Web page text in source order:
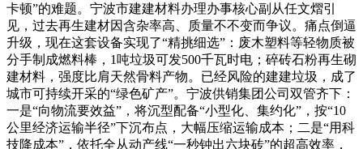
卡顿”的难题。宁波市建建材料办理办事核心副从任文熠引
见，过去再生建材因含杂率高、质量不不变而争议。痛点倒逼
升级，现在这套设备实现了“精挑细选”：废木塑料等轻物质被
分手制成燃料棒，1吨垃圾可发500千瓦时电；碎砖石粉再生砌
建材料，强度比肩天然骨料产物。已经风险的建建垃圾，成了
城市可持续开采的“绿色矿产”。宁波供销集团公司双管齐下：
一是“向物流要效益”，将沉型配备“小型化、集约化”，按“10
公里经济运输半径”下沉布点，大幅压缩运输成本；二是“用科
技降成本”，依托全从动产线“一秒钟出六块砖”的超高效率，